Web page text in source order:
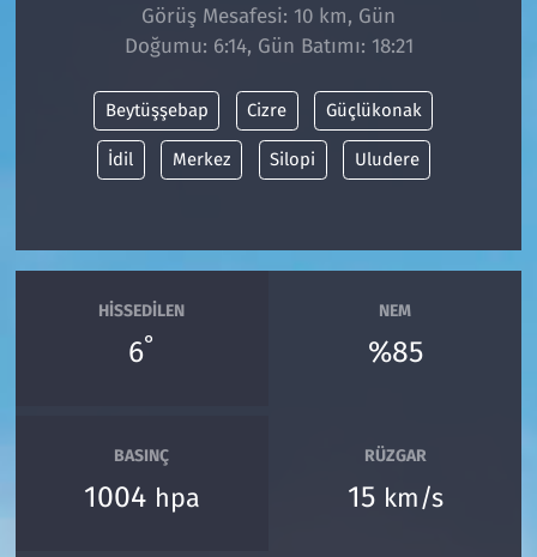
Görüş Mesafesi: 10 km, Gün
Doğumu: 6:14, Gün Batımı: 18:21
Beytüşşebap Cizre Güçlükonak
İdil Merkez Silopi Uludere
HISSEDILEN
6°
NEM
%85
BASINÇ
1004 hpa
RÜZGAR
15 km/s
Spor
Süleymanpaşa
Tekirdağ